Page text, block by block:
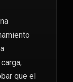
que el